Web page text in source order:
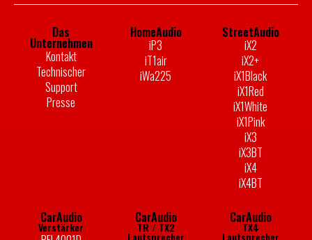
Das
Unternehmen
Kontakt
Technischer
Support
Presse
HomeAudio
iP3
iT1air
iWa225
StreetAudio
iX2
iX2+
iX1Black
iX1Red
iX1White
iX1Pink
iX3
iX3BT
iX4
iX4BT
CarAudio
Verstärker
CarAudio
TR / TX2
Lautsprecher
CarAudio
TX4
Lautsprecher